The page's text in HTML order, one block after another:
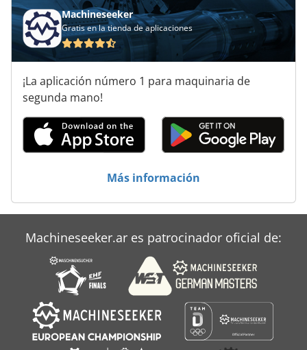
Gildemeister
Ingeniería Adam
Kockerling Allrounder
Krauss Maffei
Machineseeker
Gratis en la tienda de aplicaciones
¡La aplicación número 1 para maquinaria de
segunda mano!
Más información
Machineseeker.ar es patrocinador oficial de: